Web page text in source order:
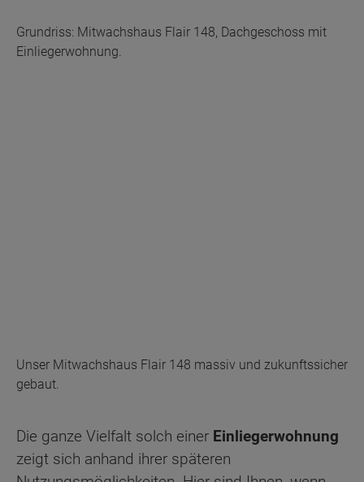
Grundriss: Mitwachshaus Flair 148, Dachgeschoss mit
Einliegerwohnung.
Unser Mitwachshaus Flair 148 massiv und zukunftssicher
gebaut.
Die ganze Vielfalt solch einer Einliegerwohnung
zeigt sich anhand ihrer späteren